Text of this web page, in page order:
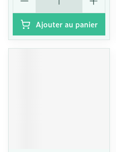
Ajouter au panier